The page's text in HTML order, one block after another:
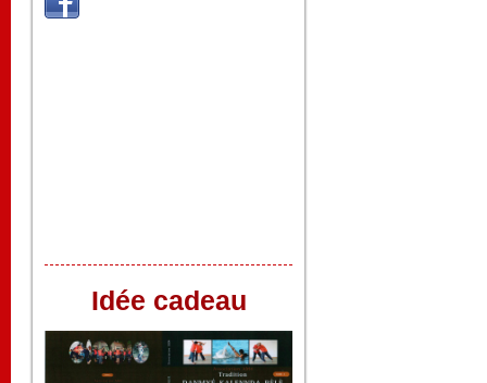
Idée cadeau